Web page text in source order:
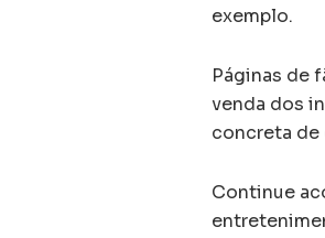
exemplo.
Páginas de
venda dos
concreta de
Continue